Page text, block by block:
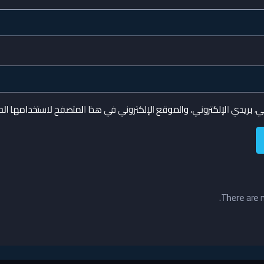
بريدي الإلكتروني، والموقع الإلكتروني في هذا المتصفح لاستخدامها
There are